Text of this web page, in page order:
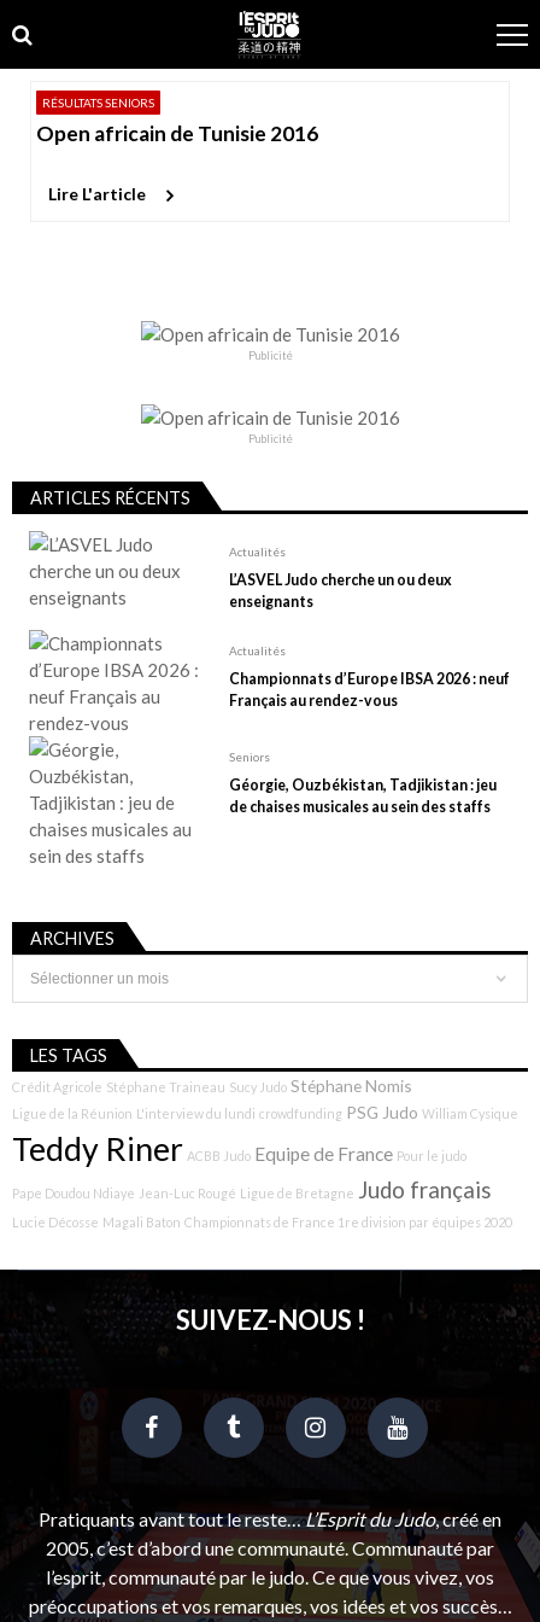
to
navigation
to
content
RÉSULTATS SENIORS
Open africain de Tunisie 2016
Lire L'article
Publicité
Publicité
ARTICLES RÉCENTS
Actualités
L’ASVEL Judo cherche un ou deux
enseignants
Actualités
Championnats d’Europe IBSA 2026 : neuf
Français au rendez-vous
Seniors
Géorgie, Ouzbékistan, Tadjikistan : jeu
de chaises musicales au sein des staffs
ARCHIVES
Archives
LES TAGS
Crédit Agricole Stéphane Traineau Sucy Judo Stéphane Nomis
Ligue de la Réunion L'interview du lundi crowdfunding PSG Judo William Cysique
Teddy Riner ACBB Judo Equipe de France Pour le judo
Pape Doudou Ndiaye Jean-Luc Rougé Ligue de Bretagne Judo français
Lucie Décosse Magali Baton Championnats de France 1re division par équipes 2020
SUIVEZ-NOUS !
Pratiquants avant tout le reste…L’Esprit du Judo, créé en
2005, c’est d’abord une communauté. Communauté par
l’esprit, communauté par le judo. Ce que vous vivez, vos
préoccupations et vos remarques, vos idées et vos succès…